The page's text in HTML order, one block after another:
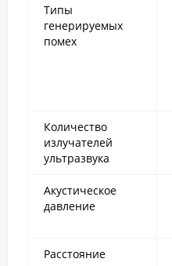
Типы
генерируемых
помех
Количество
излучателей
ультразвука
Акустическое
давление
Расстояние